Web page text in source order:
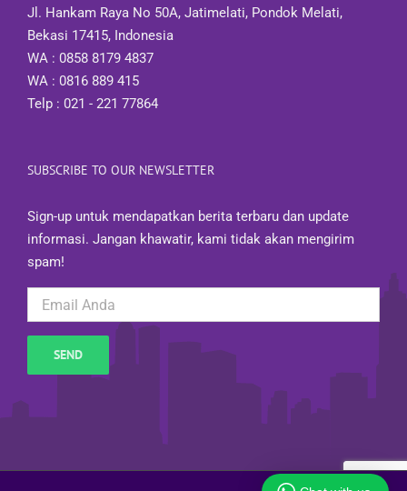
Jl. Hankam Raya No 50A, Jatimelati, Pondok Melati,
Bekasi 17415, Indonesia
WA : 0858 8179 4837
WA : 0816 889 415
Telp : 021 - 221 77864
SUBSCRIBE TO OUR NEWSLETTER
Sign-up untuk mendapatkan berita terbaru dan update
informasi. Jangan khawatir, kami tidak akan mengirim
spam!